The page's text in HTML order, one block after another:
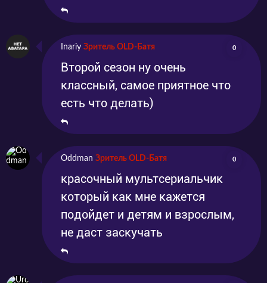
Inariy Зритель OLD-Батя 0
Второй сезон ну очень
классный, самое приятное что
есть что делать)
Oddman Зритель OLD-Батя 0
красочный мультсериальчик
который как мне кажется
подойдет и детям и взрослым,
не даст заскучать